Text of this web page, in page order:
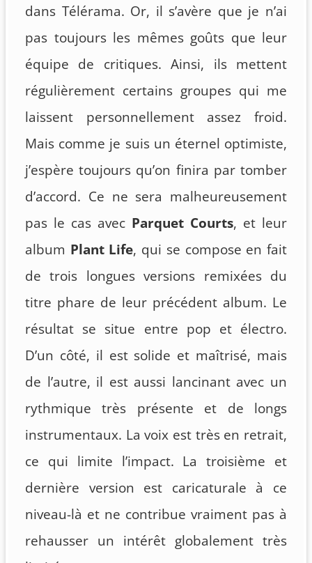
dans Télérama. Or, il s’avère que je n’ai
pas toujours les mêmes goûts que leur
équipe de critiques. Ainsi, ils mettent
régulièrement certains groupes qui me
laissent personnellement assez froid.
Mais comme je suis un éternel optimiste,
j’espère toujours qu’on finira par tomber
d’accord. Ce ne sera malheureusement
pas le cas avec Parquet Courts, et leur
album Plant Life, qui se compose en fait
de trois longues versions remixées du
titre phare de leur précédent album. Le
résultat se situe entre pop et électro.
D’un côté, il est solide et maîtrisé, mais
de l’autre, il est aussi lancinant avec un
rythmique très présente et de longs
instrumentaux. La voix est très en retrait,
ce qui limite l’impact. La troisième et
dernière version est caricaturale à ce
niveau-là et ne contribue vraiment pas à
rehausser un intérêt globalement très